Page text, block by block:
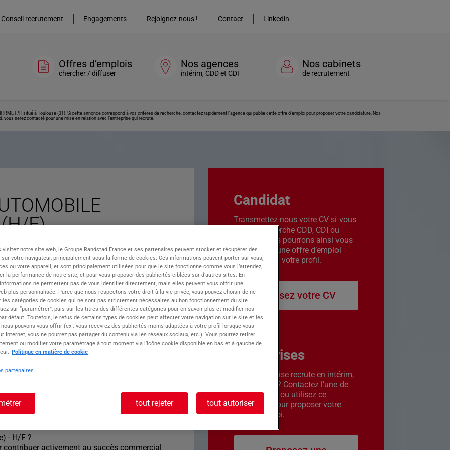
Conseil recrutement Engagements Rejoignez-nous ! Contact Linkedin
Offres d’emplois
chercher / diffuser
Nos agences
intérim, CDD et CDI
Nos cabinets
de recrutement
F/H situé à Toulouse (31). Si cette annonce correspond à vos critères de recherche, contactez rapidement l’agence qui publie cette offre d’emploi pour proposer votre candidature. Nos
serez contacté pour une mise en relation avec l’entreprise qui recrute.
F)
ATOLL, vous propose son expertise en
pour son dynamisme culturel. Depuis
accompagne entreprises et intérimaires
et la logistique.
Vendeur/se Automobile Confirmée à
show room multimarques.
pourvoir à MURET
: VENDEUR/SE
F/H
enrichir une concession automobile en tant
- H/F ?
activement au succès commercial
Candidat
Transmettez-nous votre CV si vous
êtes en recherche CDD, CDI ou
intérim. Nous pourrons ainsi vous
contacter si une offre d’emploi
correspond à votre profil.
Déposez votre CV
Entreprises
Votre entreprise recrute en intérim,
CDD ou CDI ? Contactez l’une de
nos agences ou utilisez ce
formulaire pour proposer votre
offre d’emploi.
visitez notre site web, le Groupe Randstad France et ses partenaires peuvent stocker et récupérer des
votre navigateur, principalement sous la forme de cookies. Ces informations peuvent porter sur vous,
ou votre appareil, et sont principalement utilisées pour que le site fonctionne comme vous l’attendez,
la performance de notre site, et pour vous proposer des publicités ciblées sur d’autres sites. En
ne permettent pas de vous identifier directement, mais elles peuvent vous offrir une
plus personnalisée. Parce que nous respectons votre droit à la vie privée, vous pouvez choisir de ne
les catégories de cookies qui ne sont pas strictement nécessaires au bon fonctionnement du site
sur “paramétrer”, puis sur les titres des différentes catégories pour en savoir plus et modifier nos
défaut. Toutefois, le refus de certains types de cookies peut affecter votre navigation sur le site et les
pouvons vous offrir (ex : vous recevrez des publicités moins adaptées à votre profil lorsque vous
Internet, vous ne pourrez pas partager du contenu via les réseaux sociaux, etc.). Vous pourrez retirer
ou modifier votre paramétrage à tout moment via l’icône cookie disponible en bas et à gauche de
Politique en matière de cookie
partenaires
tout rejeter tout autoriser